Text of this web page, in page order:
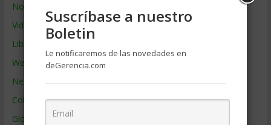
Noticias de Gerencia
Videos de Gerencia
Libros de Gerencia
Webs de Gerencia
Negocios por País
Colaboradores de Gerencia
Glosario
Suscríbase a nuestro
Boletin
Le notificaremos de las novedades en
deGerencia.com